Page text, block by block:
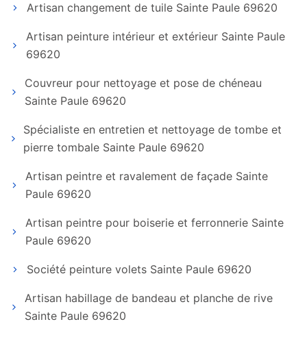
Artisan changement de tuile Sainte Paule 69620
Artisan peinture intérieur et extérieur Sainte Paule
69620
Couvreur pour nettoyage et pose de chéneau
Sainte Paule 69620
Spécialiste en entretien et nettoyage de tombe et
pierre tombale Sainte Paule 69620
Artisan peintre et ravalement de façade Sainte
Paule 69620
Artisan peintre pour boiserie et ferronnerie Sainte
Paule 69620
Société peinture volets Sainte Paule 69620
Artisan habillage de bandeau et planche de rive
Sainte Paule 69620